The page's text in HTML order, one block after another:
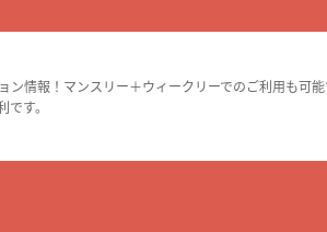
情報！マンスリー＋ウィークリーでのご利用も可
す。